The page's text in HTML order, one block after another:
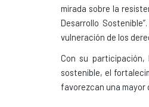
mirada sobre la
Desarrollo
vulneración de los
Con su participación,
sostenible, el
favorezcan una mayor